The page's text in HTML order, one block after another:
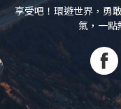
享受吧！環遊世界，勇
氣，一點